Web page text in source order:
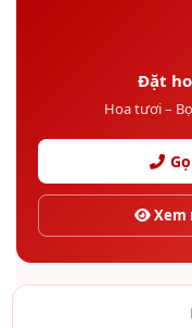
Đặt
Hoa tươi –
Xem